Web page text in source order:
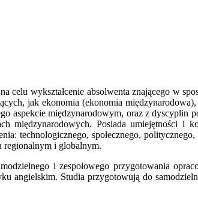
celu wykształcenie absolwenta znającego w
jak ekonomia (ekonomia
aspekcie międzynarodowym, oraz z
międzynarodowych. Posiada umiejętności i
technologicznego, społecznego,
regionalnym i globalnym.
i zespołowego przygotowania
angielskim. Studia przygotowują do